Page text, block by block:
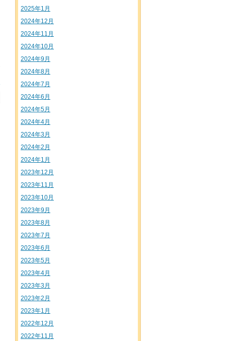
2025年1月
2024年12月
2024年11月
2024年10月
2024年9月
2024年8月
2024年7月
2024年6月
2024年5月
2024年4月
2024年3月
2024年2月
2024年1月
2023年12月
2023年11月
2023年10月
2023年9月
2023年8月
2023年7月
2023年6月
2023年5月
2023年4月
2023年3月
2023年2月
2023年1月
2022年12月
2022年11月